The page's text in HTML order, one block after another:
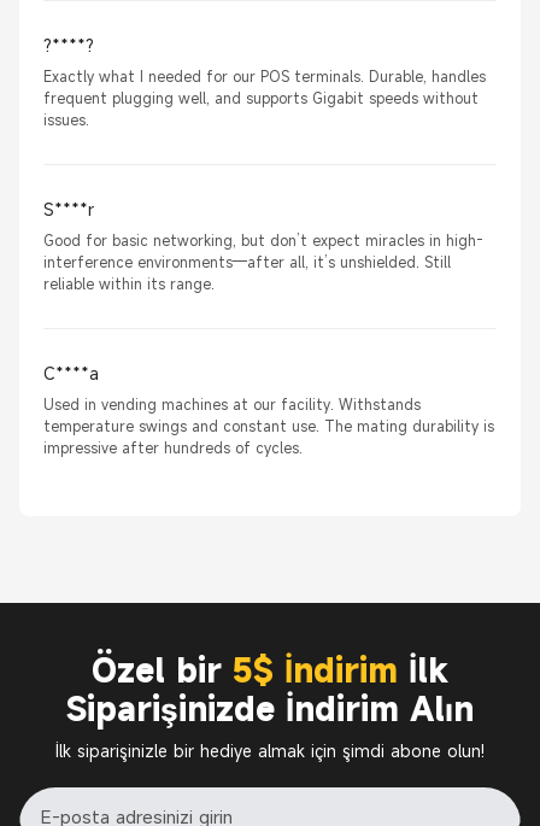
?****?
Exactly what I needed for our POS terminals. Durable, handles
frequent plugging well, and supports Gigabit speeds without
issues.
S****r
Good for basic networking, but don’t expect miracles in high-
interference environments—after all, it’s unshielded. Still
reliable within its range.
C****a
Used in vending machines at our facility. Withstands
temperature swings and constant use. The mating durability is
impressive after hundreds of cycles.
Özel bir 5$ İndirim İlk
Siparişinizde İndirim Alın
İlk siparişinizle bir hediye almak için şimdi abone olun!